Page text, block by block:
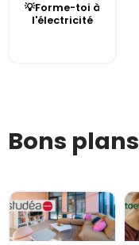
💡Forme-toi à
l'électricité
Bons plans